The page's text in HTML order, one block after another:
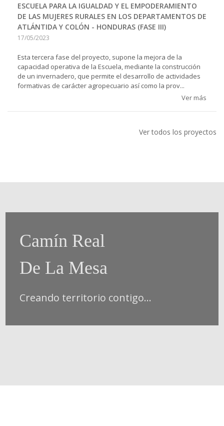
ESCUELA PARA LA IGUALDAD Y EL EMPODERAMIENTO
DE LAS MUJERES RURALES EN LOS DEPARTAMENTOS DE
ATLÁNTIDA Y COLÓN - HONDURAS (FASE III)
17/05/2023
Esta tercera fase del proyecto, supone la mejora de la
capacidad operativa de la Escuela, mediante la construcción
de un invernadero, que permite el desarrollo de actividades
formativas de carácter agropecuario así como la prov...
Ver más
Ver todos los proyectos
Camín Real
De La Mesa
Creando territorio contigo...